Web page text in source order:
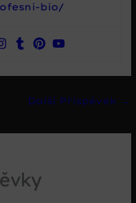
bio/
Další Příspěvek →